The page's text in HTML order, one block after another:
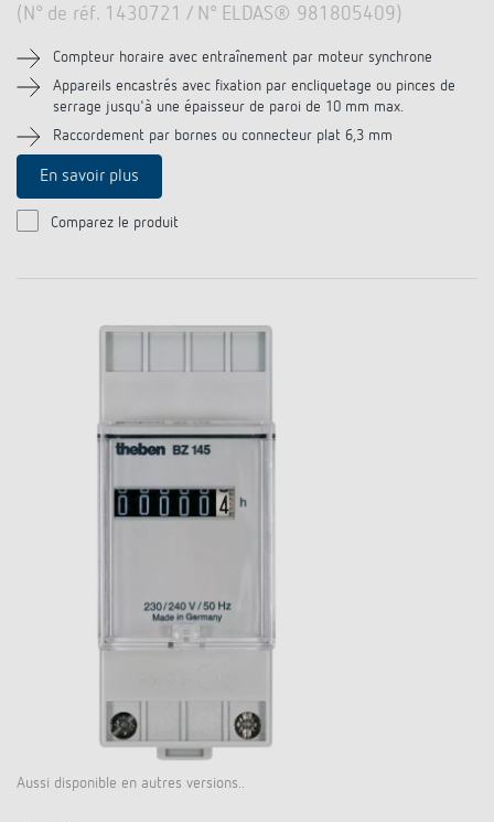
(N° de réf. 1430721 / N° ELDAS® 981805409)
Compteur horaire avec entraînement par moteur synchrone
Appareils encastrés avec fixation par encliquetage ou pinces de
serrage jusqu'à une épaisseur de paroi de 10 mm max.
Raccordement par bornes ou connecteur plat 6,3 mm
En savoir plus
Comparez le produit
Aussi disponible en autres versions..